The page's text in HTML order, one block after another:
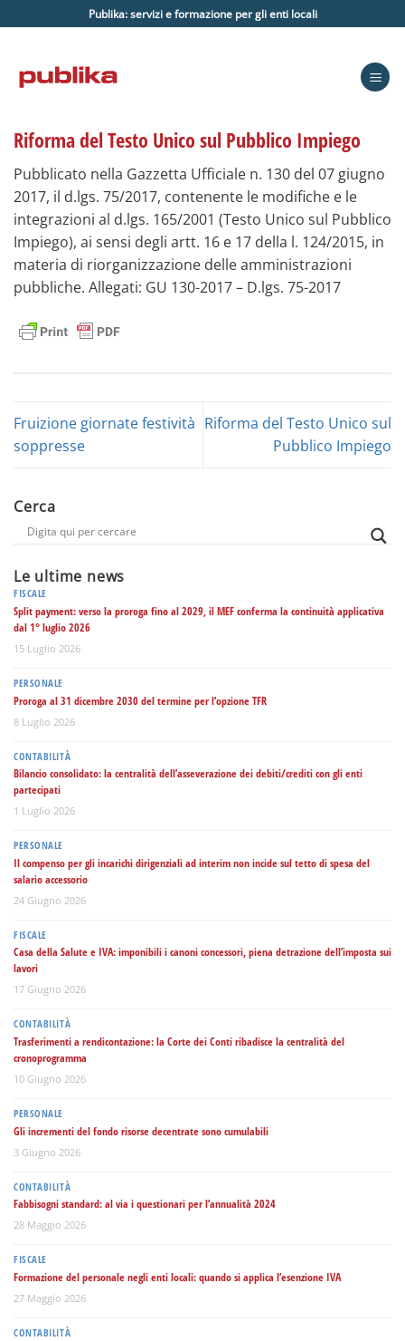
ai
Publika: servizi e formazione per gli enti locali
Riforma del Testo Unico sul Pubblico Impiego
Pubblicato nella Gazzetta Ufficiale n. 130 del 07 giugno
2017, il d.lgs. 75/2017, contenente le modifiche e le
integrazioni al d.lgs. 165/2001 (Testo Unico sul Pubblico
Impiego), ai sensi degli artt. 16 e 17 della l. 124/2015, in
materia di riorganizzazione delle amministrazioni
pubbliche. Allegati: GU 130-2017 – D.lgs. 75-2017
Fruizione giornate festività
soppresse
Riforma del Testo Unico sul
Pubblico Impiego
Cerca
Le ultime news
FISCALE
Split payment: verso la proroga fino al 2029, il MEF conferma la continuità applicativa
dal 1° luglio 2026
15 Luglio 2026
PERSONALE
Proroga al 31 dicembre 2030 del termine per l’opzione TFR
8 Luglio 2026
CONTABILITÀ
Bilancio consolidato: la centralità dell’asseverazione dei debiti/crediti con gli enti
partecipati
1 Luglio 2026
PERSONALE
Il compenso per gli incarichi dirigenziali ad interim non incide sul tetto di spesa del
salario accessorio
24 Giugno 2026
FISCALE
Casa della Salute e IVA: imponibili i canoni concessori, piena detrazione dell’imposta sui
lavori
17 Giugno 2026
CONTABILITÀ
Trasferimenti a rendicontazione: la Corte dei Conti ribadisce la centralità del
cronoprogramma
10 Giugno 2026
PERSONALE
Gli incrementi del fondo risorse decentrate sono cumulabili
3 Giugno 2026
CONTABILITÀ
Fabbisogni standard: al via i questionari per l’annualità 2024
28 Maggio 2026
FISCALE
Formazione del personale negli enti locali: quando si applica l’esenzione IVA
27 Maggio 2026
CONTABILITÀ